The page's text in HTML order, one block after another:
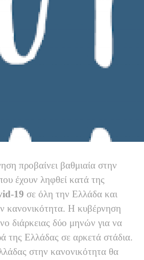
προβαίνει βαθμιαία στην
έχουν ληφθεί κατά της
19 σε όλη την Ελλάδα και
κανονικότητα. Η κυβέρνηση
διάρκειας δύο μηνών για να
της Ελλάδας σε αρκετά στάδια.
στην κανονικότητα θα